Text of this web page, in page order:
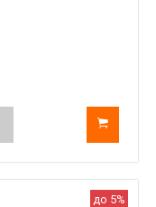
до 5%